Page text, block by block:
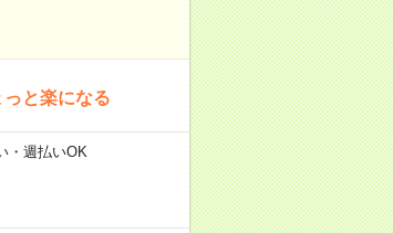
と楽になる
・週払いOK